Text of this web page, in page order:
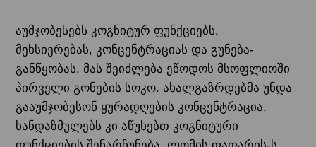
აუმჯობესებს კოგნიტურ ფუნქციებს,
მეხსიერებას, კონცენტრაციას და გუნება-
განწყობას. მას შეიძლება ეწოდოს მსოფლიოში
პირველი გონების სოკო. ახალგაზრდებმა უნდა
გააუმჯობესონ ყურადღების კონცენტრაცია,
ხანდაზმულებს კი აწუხებთ კოგნიტური